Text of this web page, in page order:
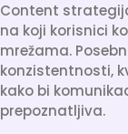
Content
na koji korisnici
mrežama.
konzistentnosti,
kako bi
prepoznatljiva.